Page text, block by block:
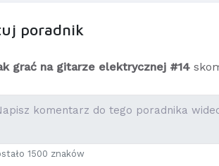
poradnik
grać na gitarze elektrycznej #14
1500 znaków